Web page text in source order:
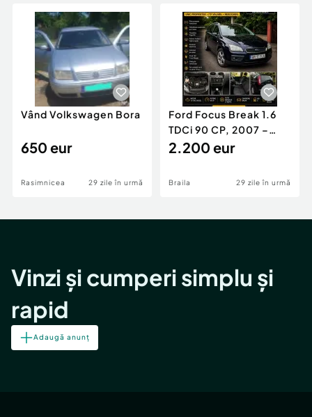
Servicii
Animale de companie
Afaceri și echipamente profesionale
Inchiriere Bunuri si Vehicule
Utilaje agricole si industriale
Piese auto si accesorii
Dacia Duster
Vând Volkswagen Bora
650 eur
Rasimnicea 29 zile în urmă
Ford Focus Break 1.6
TDCi 90 CP, 2007 –
Unic proprietar, ITP
2.200 eur
Braila 29 zile în urmă
Vinzi și cumperi simplu și
rapid
Adaugă anunț